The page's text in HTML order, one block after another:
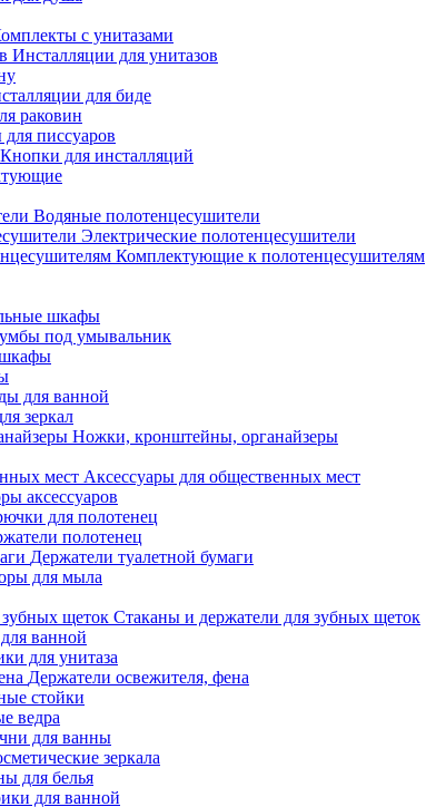
с унитазами
Инсталляции для унитазов
для биде
раковин
писсуаров
Кнопки для инсталляций
Водяные полотенцесушители
Электрические полотенцесушители
Комплектующие к полотенцесушителям
шкафы
под умывальник
для ванной
зеркал
Ножки, кронштейны, органайзеры
Аксессуары для общественных мест
аксессуаров
для полотенец
полотенец
Держатели туалетной бумаги
для мыла
Стаканы и держатели для зубных щеток
ванной
для унитаза
Держатели освежителя, фена
стойки
ведра
для ванны
зеркала
для белья
для ванной